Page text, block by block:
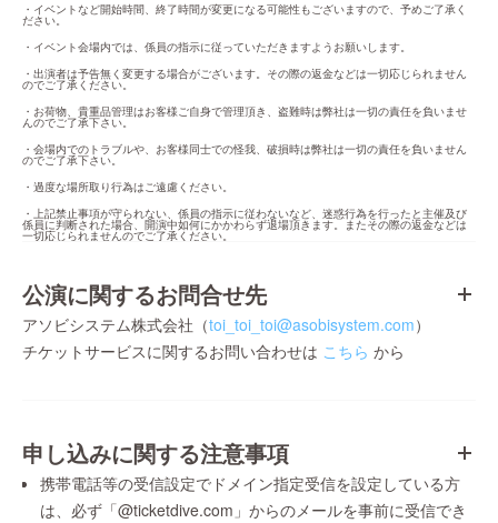
・イベントなど開始時間、終了時間が変更になる可能性もございますので、予めご了承く
ださい。
・イベント会場内では、係員の指示に従っていただきますようお願いします。
・出演者は予告無く変更する場合がございます。その際の返金などは一切応じられません
のでご了承ください。
・お荷物、貴重品管理はお客様ご自身で管理頂き、盗難時は弊社は一切の責任を負いませ
んのでご了承下さい。
・会場内でのトラブルや、お客様同士での怪我、破損時は弊社は一切の責任を負いません
のでご了承下さい。
・過度な場所取り行為はご遠慮ください。
・上記禁止事項が守られない、係員の指示に従わないなど、迷惑行為を行ったと主催及び
係員に判断された場合、開演中如何にかかわらず退場頂きます。またその際の返金などは
一切応じられませんのでご了承ください。
公演に関するお問合せ先
アソビシステム株式会社（toi_toi_toi@asobisystem.com）
チケットサービスに関するお問い合わせは こちら から
申し込みに関する注意事項
携帯電話等の受信設定でドメイン指定受信を設定している方
は、必ず「@ticketdive.com」からのメールを事前に受信でき